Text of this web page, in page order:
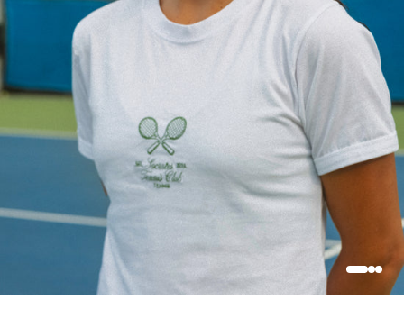
İndirim
Best Sellers
GİYİM
AKSESUAR
KOLEKSİYONLAR
İndirim
Best Sellers
GİYİM
AKSESUAR
KOLEKSİYONLAR
Reflect + Friends
mor ve ötesi
DUMAN
MUBI
Bruno Society
Paribu